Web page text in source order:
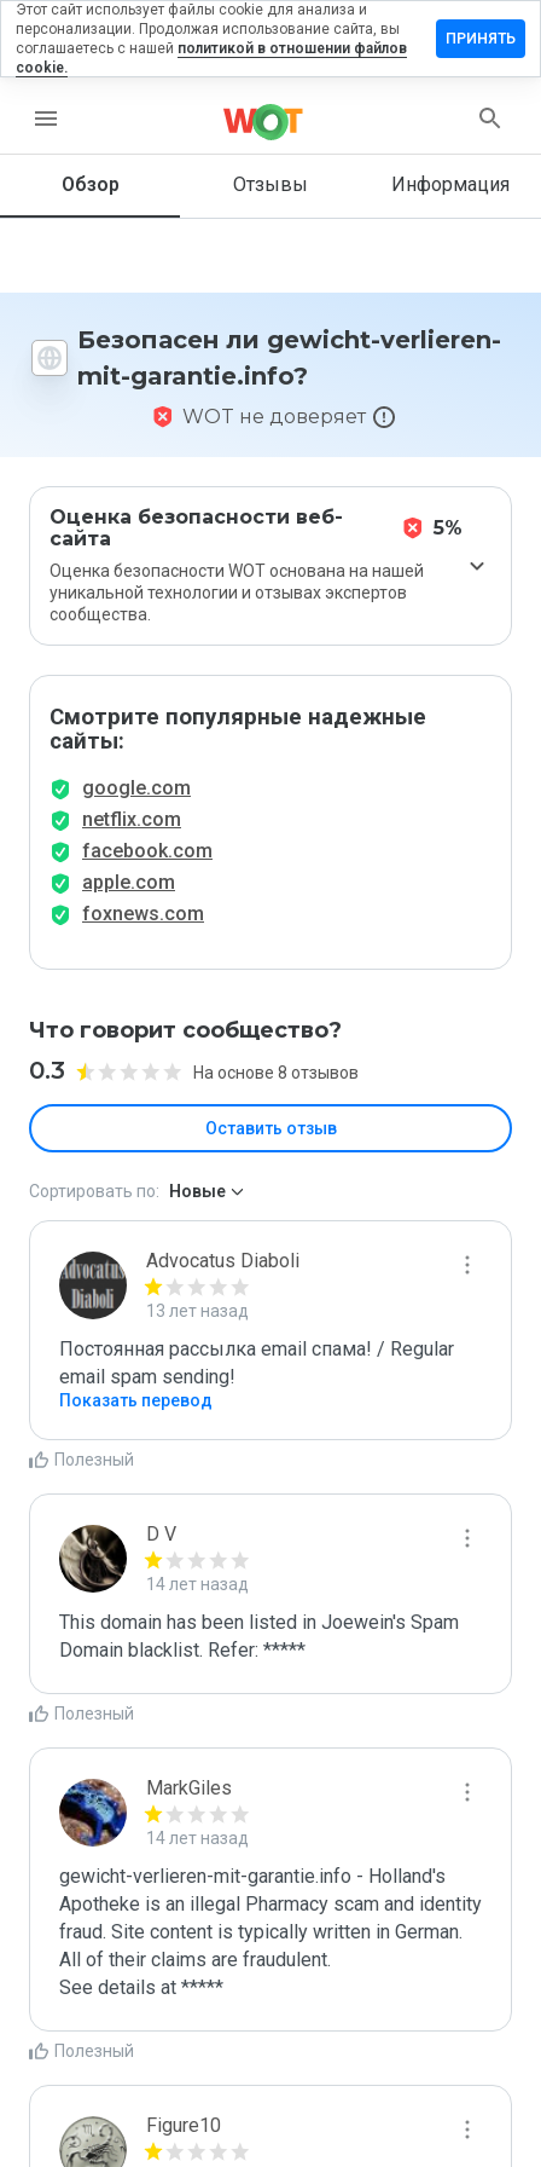
menu
Обзор Отзывы Информация
Безопасен ли gewicht-verlieren-
mit-garantie.info?
WOT не доверяет
Оценка безопасности веб-
сайта
5%
Оценка безопасности WOT основана на нашей
уникальной технологии и отзывах экспертов
сообщества.
Смотрите популярные надежные
сайты:
google.com
netflix.com
facebook.com
apple.com
foxnews.com
Что говорит сообщество?
0.3 На основе 8 отзывов
Оставить отзыв
на
Как бы
оценили
этот
сайт от
Сортировать по: Новые
Advocatus Diaboli
13 лет назад
Постоянная рассылка email спама! / Regular
email spam sending!
Показать перевод
Полезный
D V
14 лет назад
This domain has been listed in Joewein's Spam
Domain blacklist. Refer: *****
Полезный
MarkGiles
14 лет назад
gewicht-verlieren-mit-garantie.info - Holland's
Apotheke is an illegal Pharmacy scam and identity
fraud. Site content is typically written in German.
All of their claims are fraudulent.
See details at *****
Полезный
Figure10
Этот сайт использует файлы cookie для анализа и
персонализации. Продолжая использование сайта, вы
соглашаетесь с нашей политикой в отношении файлов
cookie.
ПРИНЯТЬ